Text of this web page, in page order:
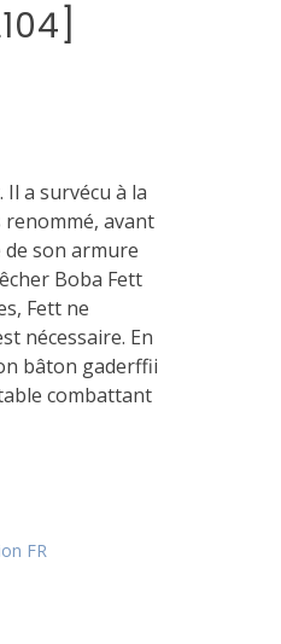
a survécu à la
renommé, avant
de son armure
Boba Fett
Fett ne
nécessaire. En
bâton gaderffii
combattant
FR